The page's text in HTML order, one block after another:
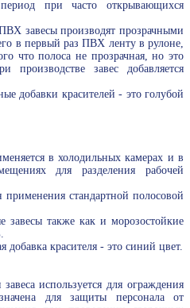
при часто открывающихся
завесы производят прозрачными
в первый раз ПВХ ленту в рулоне,
что полоса не прозрачная, но это
производстве завес добавляется
красителей - это голубой
в холодильных камерах и в
для разделения рабочей
стандартной полосовой
также как и морозостойкие
красителя - это синий цвет.
используется для ограждения
для защиты персонала от